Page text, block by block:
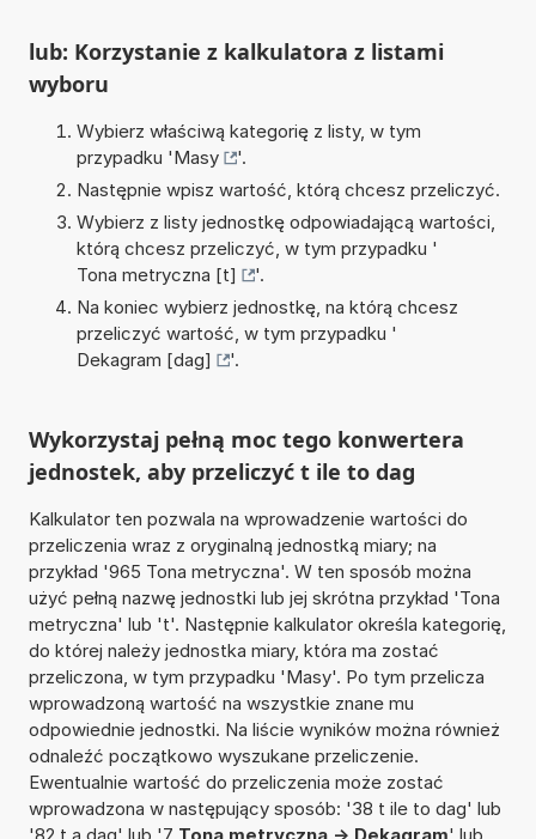
lub: Korzystanie z kalkulatora z listami
wyboru
Wybierz właściwą kategorię z listy, w tym
przypadku 'Masy
'.
Następnie wpisz wartość, którą chcesz przeliczyć.
Wybierz z listy jednostkę odpowiadającą wartości,
którą chcesz przeliczyć, w tym przypadku '
Tona metryczna [t]
'.
Na koniec wybierz jednostkę, na którą chcesz
przeliczyć wartość, w tym przypadku '
Dekagram [dag]
'.
Wykorzystaj pełną moc tego konwertera
jednostek, aby przeliczyć t ile to dag
Kalkulator ten pozwala na wprowadzenie wartości do
przeliczenia wraz z oryginalną jednostką miary; na
przykład '965 Tona metryczna'. W ten sposób można
użyć pełną nazwę jednostki lub jej skrótna przykład 'Tona
metryczna' lub 't'. Następnie kalkulator określa kategorię,
do której należy jednostka miary, która ma zostać
przeliczona, w tym przypadku 'Masy'. Po tym przelicza
wprowadzoną wartość na wszystkie znane mu
odpowiednie jednostki. Na liście wyników można również
odnaleźć początkowo wyszukane przeliczenie.
Ewentualnie wartość do przeliczenia może zostać
wprowadzona w następujący sposób: '38 t ile to dag' lub
'82 t a dag' lub '7 Tona metryczna -> Dekagram' lub